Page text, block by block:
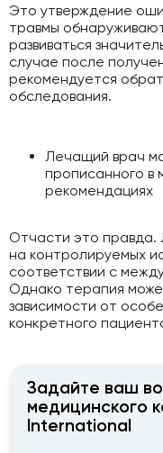
Это утверждение
травмы
развиваться
случае после
рекомендуется
обследования.
Лечащий врач
прописанного в
рекомендациях
Отчасти это правда.
на контролируемых
соответствии с
Однако терапия
зависимости от
конкретного
Задайте ваш
медицинского
International